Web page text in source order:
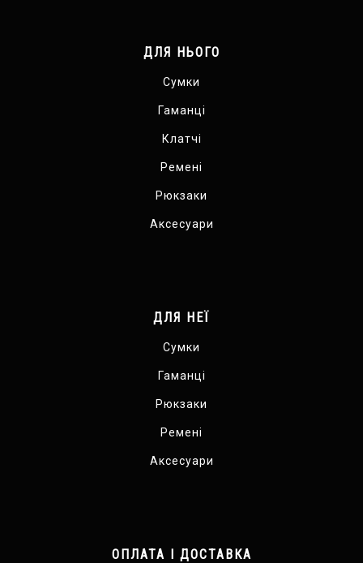
ДЛЯ НЬОГО
Сумки
Гаманці
Клатчі
Ремені
Рюкзаки
Аксесуари
ДЛЯ НЕЇ
Сумки
Гаманці
Рюкзаки
Ремені
Аксесуари
ОПЛАТА І ДОСТАВКА